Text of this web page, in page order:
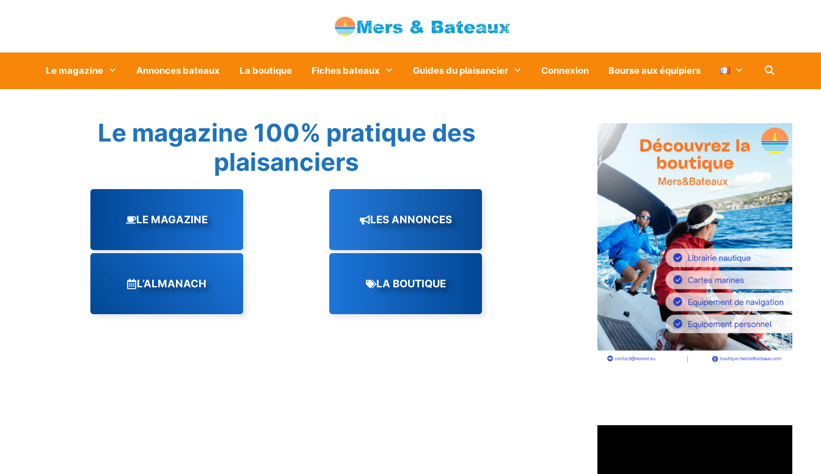
Le magazine Annonces bateaux La boutique Fiches bateaux Guides du plaisancier Connexion Bourse aux équipiers
Le magazine 100% pratique des
plaisanciers
LE MAGAZINE LES ANNONCES
L’ALMANACH LA BOUTIQUE